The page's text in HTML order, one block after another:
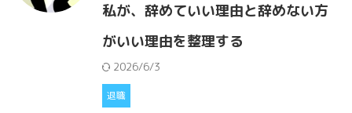
私が、辞めていい理由と辞めない方
がいい理由を整理する
2026/6/3
退職